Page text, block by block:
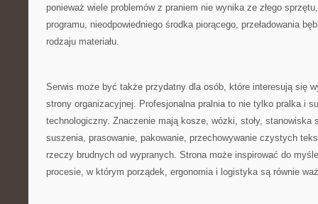
ponieważ wiele problemów z praniem nie wynika ze złego
programu, nieodpowiedniego środka piorącego, przeładowania
rodzaju materiału.
Serwis może być także przydatny dla osób, które interesują się
strony organizacyjnej. Profesjonalna pralnia to nie tylko pralka i
technologiczny. Znaczenie mają kosze, wózki, stoły, stanowiska
suszenia, prasowanie, pakowanie, przechowywanie czystych
rzeczy brudnych od wypranych. Strona może inspirować do
procesie, w którym porządek, ergonomia i logistyka są równie